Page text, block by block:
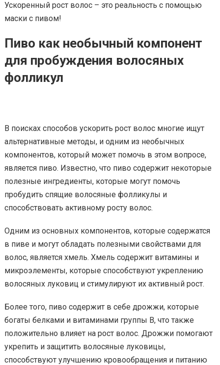
Ускоренный рост волос – это реальность с помощью
маски с пивом!
Пиво как необычный компонент
для пробуждения волосяных
фолликул
В поисках способов ускорить рост волос многие ищут
альтернативные методы, и одним из необычных
компонентов, который может помочь в этом вопросе,
является пиво. Известно, что пиво содержит некоторые
полезные ингредиенты, которые могут помочь
пробудить спящие волосяные фолликулы и
способствовать активному росту волос.
Одним из основных компонентов, которые содержатся
в пиве и могут обладать полезными свойствами для
волос, является хмель. Хмель содержит витамины и
микроэлементы, которые способствуют укреплению
волосяных луковиц и стимулируют их активный рост.
Более того, пиво содержит в себе дрожжи, которые
богаты белками и витаминами группы В, что также
положительно влияет на рост волос. Дрожжи помогают
укрепить и защитить волосяные луковицы,
способствуют улучшению кровообращения и питанию